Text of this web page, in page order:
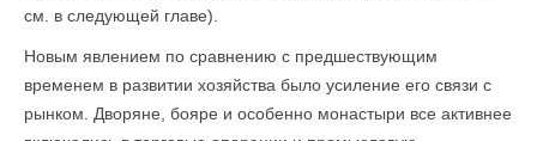
см. в следующей главе).
Новым явлением по сравнению с предшествующим
временем в развитии хозяйства было усиление его связи с
рынком. Дворяне, бояре и особенно монастыри все активнее